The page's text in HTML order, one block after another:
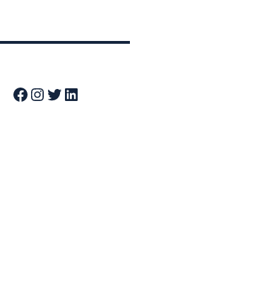
Facebook
Instagram
Twitter
LinkedIn